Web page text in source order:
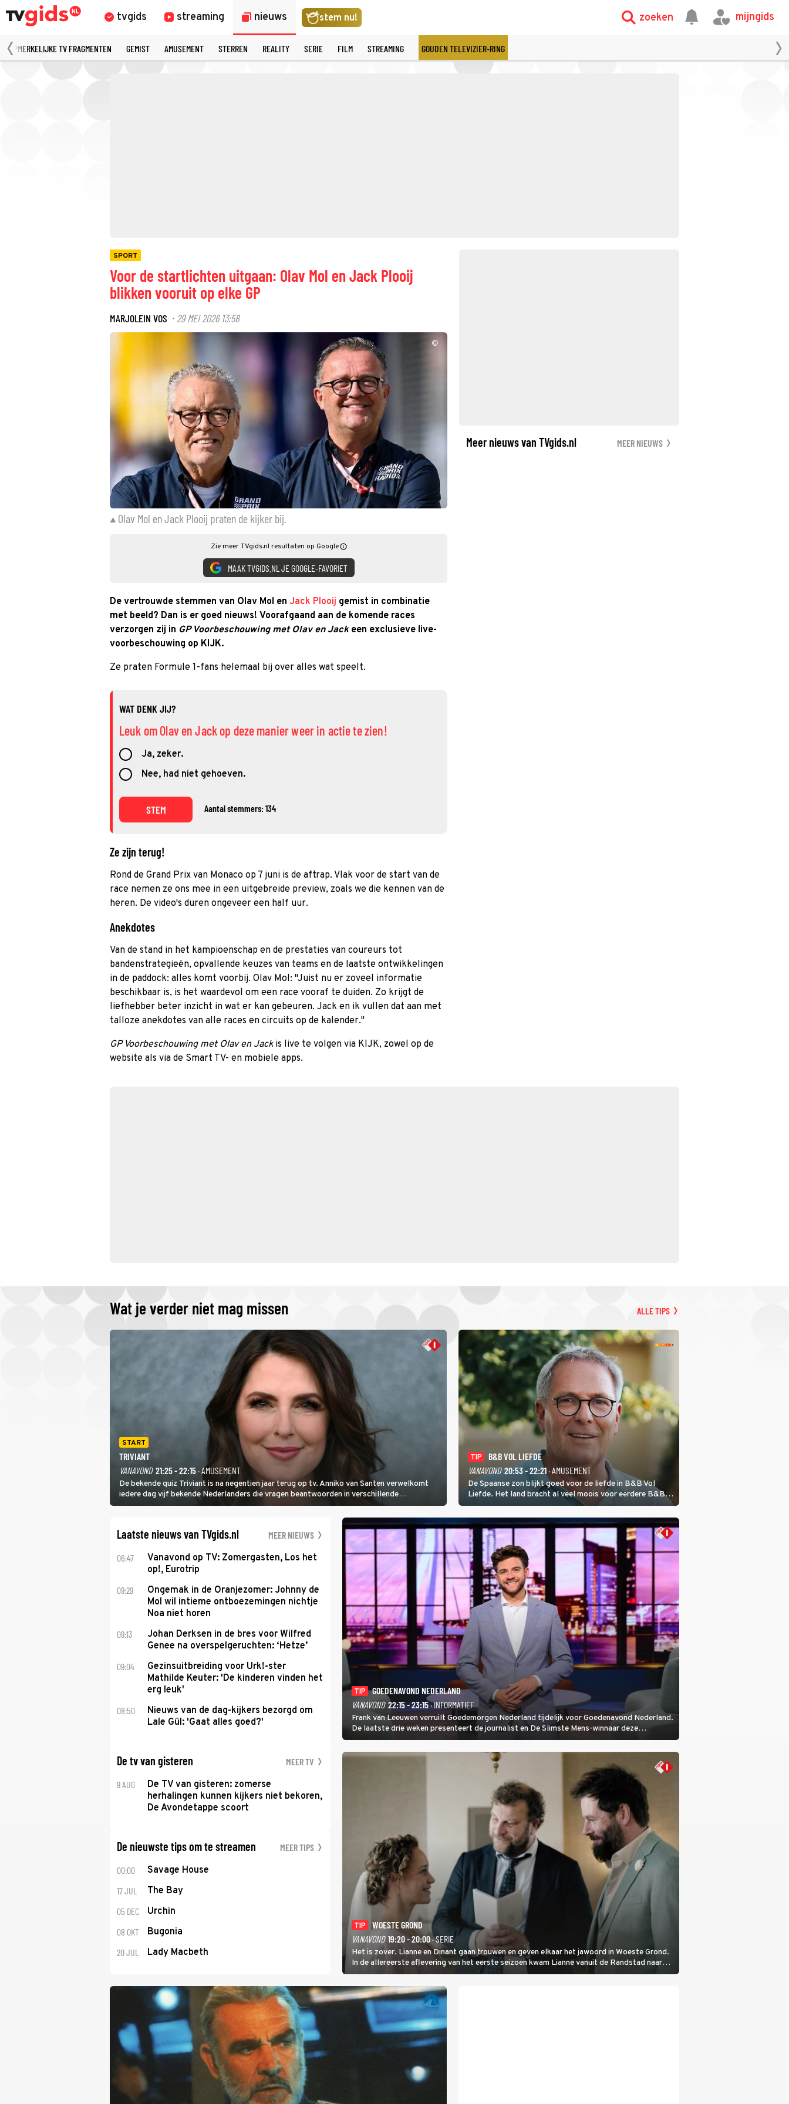
tvgids streaming nieuws stem nu! zoeken mijngids
OPMERKELIJKE TV FRAGMENTEN GEMIST AMUSEMENT STERREN REALITY SERIE FILM STREAMING GOUDEN TELEVIZIER-RING
SPORT
Voor de startlichten uitgaan: Olav Mol en Jack Plooij
blikken vooruit op elke GP
MARJOLEIN VOS · 29 MEI 2026 13:58
©
Olav Mol en Jack Plooij praten de kijker bij.
Zie meer TVgids.nl resultaten op Google
MAAK TVGIDS.NL JE GOOGLE-FAVORIET
De vertrouwde stemmen van Olav Mol en Jack Plooij gemist in combinatie
met beeld? Dan is er goed nieuws! Voorafgaand aan de komende races
verzorgen zij in GP Voorbeschouwing met Olav en Jackeen exclusieve live-
voorbeschouwing op KIJK.
Ze praten Formule 1-fans helemaal bij over alles wat speelt.
WAT DENK JIJ?
Leuk om Olav en Jack op deze manier weer in actie te zien!
Ja, zeker.
Nee, had niet gehoeven.
STEM Aantal stemmers: 134
Ze zijn terug!
Rond de Grand Prix van Monaco op 7 juni is de aftrap. Vlak voor de start van de
race nemen ze ons mee in een uitgebreide preview, zoals we die kennen van de
heren. De video's duren ongeveer een half uur.
Anekdotes
Van de stand in het kampioenschap en de prestaties van coureurs tot
bandenstrategieën, opvallende keuzes van teams en de laatste ontwikkelingen
in de paddock: alles komt voorbij. Olav Mol: "Juist nu er zoveel informatie
beschikbaar is, is het waardevol om een race vooraf te duiden. Zo krijgt de
liefhebber beter inzicht in wat er kan gebeuren. Jack en ik vullen dat aan met
talloze anekdotes van alle races en circuits op de kalender."
GP Voorbeschouwing met Olav en Jack is live te volgen via KIJK, zowel op de
website als via de Smart TV- en mobiele apps.
Meer nieuws van TVgids.nl MEER NIEUWS
Wat je verder niet mag missen ALLE TIPS
START
TRIVIANT
VANAVOND 21:25 - 22:15· AMUSEMENT
De bekende quiz Triviant is na negentien jaar terug op tv. Anniko van Santen verwelkomt
iedere dag vijf bekende Nederlanders die vragen beantwoorden in verschillende
categorieën. De beste speler gaat direct door naar de finaleweek.
TIP
B&B VOL LIEFDE
VANAVOND 20:53 - 22:21· AMUSEMENT
De Spaanse zon blijkt goed voor de liefde in B&B Vol
Liefde. Het land bracht al veel moois voor eerdere B&B-
eigenaren en hun partners. Ook Paul runt zijn
gastenverblijf in Spanje. De 62-jarige weduwnaar stuurt
aan op een nieuw hoofdstuk.
Laatste nieuws van TVgids.nl MEER NIEUWS
06:47
Vanavond op TV: Zomergasten, Los het
op!, Eurotrip
09:29
Ongemak in de Oranjezomer: Johnny de
Mol wil intieme ontboezemingen nichtje
Noa niet horen
09:13
Johan Derksen in de bres voor Wilfred
Genee na overspelgeruchten: ‘Hetze’
09:04
Gezinsuitbreiding voor Urk!-ster
Mathilde Keuter: 'De kinderen vinden het
erg leuk'
08:50
Nieuws van de dag-kijkers bezorgd om
Lale Gül: 'Gaat alles goed?'
De tv van gisteren MEER TV
9 AUG
De TV van gisteren: zomerse
herhalingen kunnen kijkers niet bekoren,
De Avondetappe scoort
De nieuwste tips om te streamen MEER TIPS
00:00 Savage House
17 JUL The Bay
05 DEC Urchin
08 OKT Bugonia
20 JUL Lady Macbeth
TIP
GOEDENAVOND NEDERLAND
VANAVOND 22:15 - 23:15· INFORMATIEF
Frank van Leeuwen verruilt Goedemorgen Nederland tijdelijk voor Goedenavond Nederland.
De laatste drie weken presenteert de journalist en De Slimste Mens-winnaar deze
avondtalkshow om en om met Sam Hagens, die er al vanaf het begin bij is.
TIP
WOESTE GROND
VANAVOND 19:20 - 20:00· SERIE
Het is zover. Lianne en Dinant gaan trouwen en geven elkaar het jawoord in Woeste Grond.
In de allereerste aflevering van het eerste seizoen kwam Lianne vanuit de Randstad naar
Twente. Daar is ze inmiddels helemaal op haar plek.